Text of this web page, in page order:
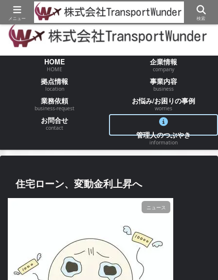
【物流/運送/配送】でお困りの事が御座いましたらお気軽にご相談ください
HOME
HOME
企業情報
company
拠点情報
location
事業内容
business
業務依頼
business-request
お悩み/お困りの事例
worries
お問合せ
contact
管理人のつぶやき
information
住宅ローン、変動金利上昇へ
ニュース
メニュー 検索